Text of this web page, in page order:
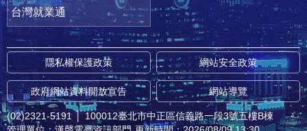
台灣就業通
隱私權保護政策 網站安全政策
政府網站資料開放宣告 網站導覽
(02)2321-5191 │ 100012臺北市中正區信義路一段3號五樓B棟